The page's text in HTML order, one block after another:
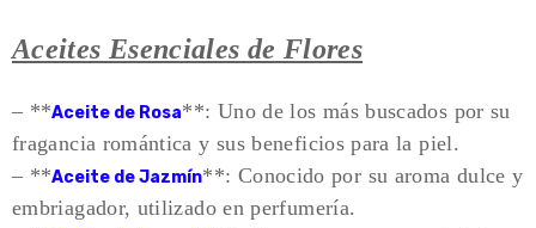
Aceites Esenciales de Flores
– **Aceite de Rosa**: Uno de los más buscados por su
fragancia romántica y sus beneficios para la piel.
– **Aceite de Jazmín**: Conocido por su aroma dulce y
embriagador, utilizado en perfumería.